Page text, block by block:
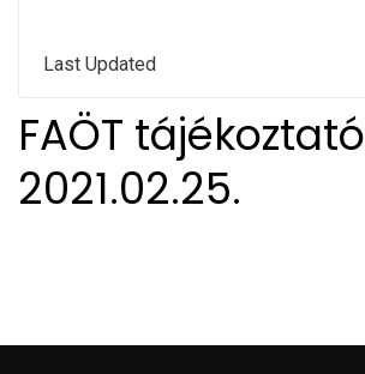
Last Updated
FAÖT tájékoztató
2021.02.25.